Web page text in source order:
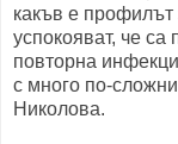
какъв е профилът
успокояват, че
повторна
с много по-
Николова.